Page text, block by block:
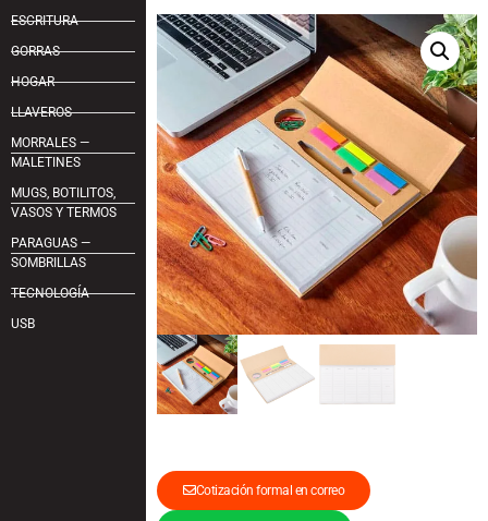
ESCRITURA
GORRAS
HOGAR
LLAVEROS
MORRALES —
MALETINES
MUGS, BOTILITOS,
VASOS Y TERMOS
PARAGUAS —
SOMBRILLAS
TECNOLOGÍA
USB
Cotización formal en correo